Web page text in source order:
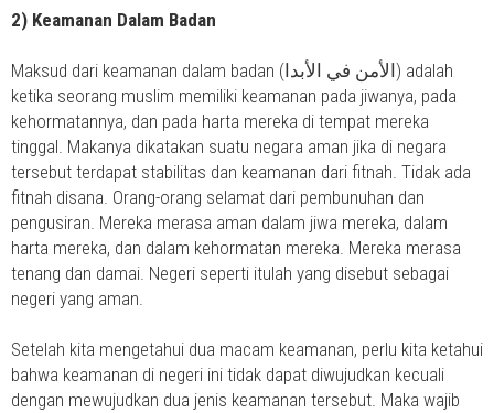
2) Keamanan Dalam Badan
Maksud dari keamanan dalam badan (الأمن في الأبدا) adalah
ketika seorang muslim memiliki keamanan pada jiwanya, pada
kehormatannya, dan pada harta mereka di tempat mereka
tinggal. Makanya dikatakan suatu negara aman jika di negara
tersebut terdapat stabilitas dan keamanan dari fitnah. Tidak ada
fitnah disana. Orang-orang selamat dari pembunuhan dan
pengusiran. Mereka merasa aman dalam jiwa mereka, dalam
harta mereka, dan dalam kehormatan mereka. Mereka merasa
tenang dan damai. Negeri seperti itulah yang disebut sebagai
negeri yang aman.
Setelah kita mengetahui dua macam keamanan, perlu kita ketahui
bahwa keamanan di negeri ini tidak dapat diwujudkan kecuali
dengan mewujudkan dua jenis keamanan tersebut. Maka wajib